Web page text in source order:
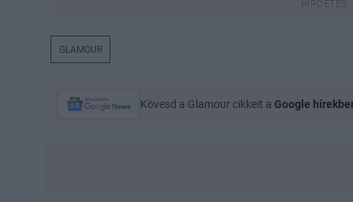
GLAMOUR
Kövesd a Glamour cikkeit a Google